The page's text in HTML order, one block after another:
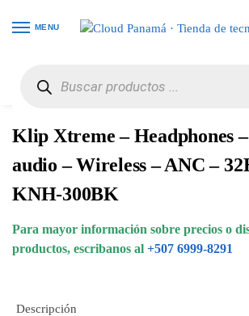
MENU
Klip Xtreme – Headphones
audio – Wireless – ANC –
KNH-300BK
Para mayor información sobre precios o
productos, escribanos al +507 6999-8291
Descripción